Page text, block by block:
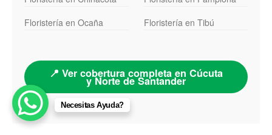
Floristería en Ocaña
Floristería en Tibú
📍 Ver cobertura completa en Cúcuta
y Norte de Santander
Necesitas Ayuda?